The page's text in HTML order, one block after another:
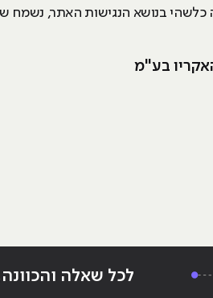
בנושא הנגישות האתר, נשמח
בע"מ
לכל שאלה